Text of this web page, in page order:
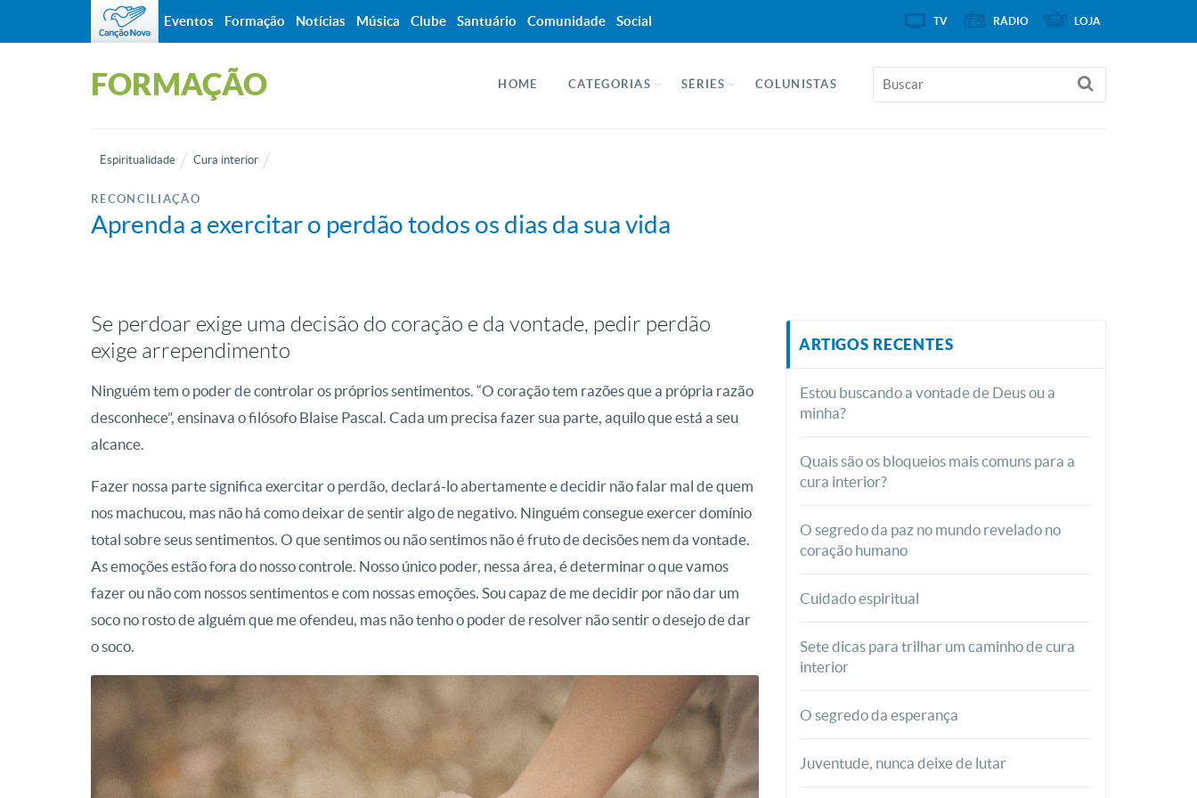
FORMAÇÃO HOME CATEGORIAS SÉRIES COLUNISTAS
Espiritualidade Cura interior
RECONCILIAÇÃO
Aprenda a exercitar o perdão todos os dias da sua vida
Se perdoar exige uma decisão do coração e da vontade, pedir perdão
exige arrependimento
Ninguém tem o poder de controlar os próprios sentimentos. “O coração tem razões que a própria razão
desconhece”, ensinava o filósofo Blaise Pascal. Cada um precisa fazer sua parte, aquilo que está a seu
alcance.
Fazer nossa parte significa exercitar o perdão, declará-lo abertamente e decidir não falar mal de quem
nos machucou, mas não há como deixar de sentir algo de negativo. Ninguém consegue exercer domínio
total sobre seus sentimentos. O que sentimos ou não sentimos não é fruto de decisões nem da vontade.
As emoções estão fora do nosso controle. Nosso único poder, nessa área, é determinar o que vamos
fazer ou não com nossos sentimentos e com nossas emoções. Sou capaz de me decidir por não dar um
soco no rosto de alguém que me ofendeu, mas não tenho o poder de resolver não sentir o desejo de dar
o soco.
ARTIGOS RECENTES
Estou buscando a vontade de Deus ou a
minha?
Quais são os bloqueios mais comuns para a
cura interior?
O segredo da paz no mundo revelado no
coração humano
Cuidado espiritual
Sete dicas para trilhar um caminho de cura
interior
O segredo da esperança
Juventude, nunca deixe de lutar
Eventos Formação Notícias Música Clube Santuário Comunidade Social TV RÁDIO LOJA